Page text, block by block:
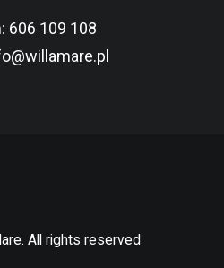
606 109 108
All rights reserved